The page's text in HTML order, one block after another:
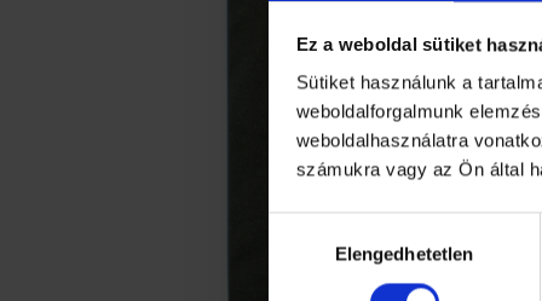
Ez a weboldal sütiket
Sütiket használunk a
weboldalforgalmunk
weboldalhasználatra
számukra vagy az Ön által
kiválasztásaElengedhetetlen